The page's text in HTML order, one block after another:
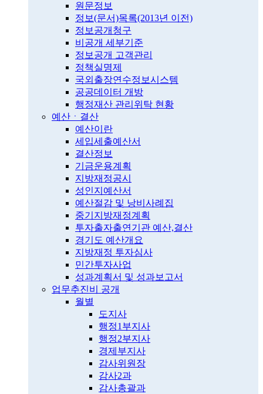
원문정보
정보(문서)목록(2013년 이전)
정보공개청구
비공개 세부기준
정보공개 고객관리
정책실명제
국외출장연수정보시스템
공공데이터 개방
행정재산 관리위탁 현황
예산ㆍ결산
예산이란
세입세출예산서
결산정보
기금운용계획
지방재정공시
성인지예산서
예산절감 및 낭비사례집
중기지방재정계획
투자출자출연기관 예산,결산
경기도 예산개요
지방재정 투자심사
민간투자사업
성과계획서 및 성과보고서
업무추진비 공개
월별
도지사
행정1부지사
행정2부지사
경제부지사
감사위원장
감사2과
감사총괄과